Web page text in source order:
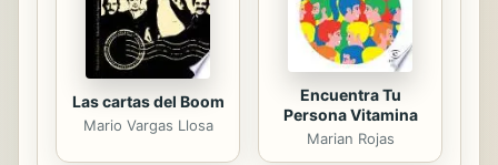
Las cartas del Boom
Mario Vargas Llosa
Encuentra Tu
Persona Vitamina
Marian Rojas